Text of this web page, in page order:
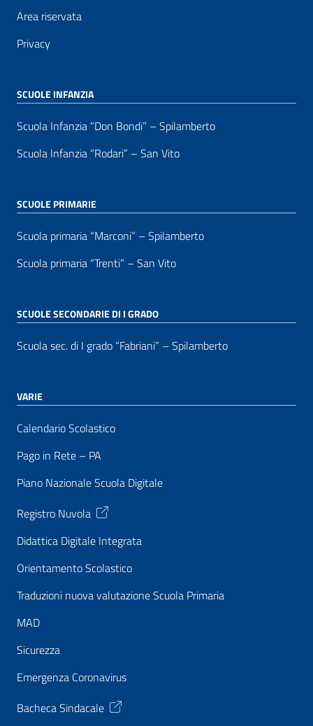
Area riservata
Privacy
SCUOLE INFANZIA
Scuola Infanzia “Don Bondi” – Spilamberto
Scuola Infanzia “Rodari” – San Vito
SCUOLE PRIMARIE
Scuola primaria “Marconi” – Spilamberto
Scuola primaria “Trenti” – San Vito
SCUOLE SECONDARIE DI I GRADO
Scuola sec. di I grado “Fabriani” – Spilamberto
VARIE
Calendario Scolastico
Pago in Rete – PA
Piano Nazionale Scuola Digitale
Registro Nuvola
Didattica Digitale Integrata
Orientamento Scolastico
Traduzioni nuova valutazione Scuola Primaria
MAD
Sicurezza
Emergenza Coronavirus
Bacheca Sindacale